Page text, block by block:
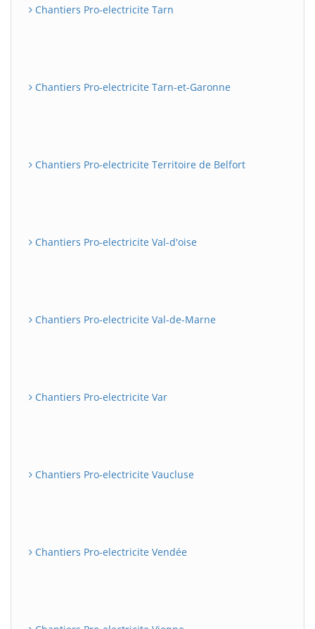
Chantiers Pro-electricite Tarn
Chantiers Pro-electricite Tarn-et-Garonne
Chantiers Pro-electricite Territoire de Belfort
Chantiers Pro-electricite Val-d'oise
Chantiers Pro-electricite Val-de-Marne
Chantiers Pro-electricite Var
Chantiers Pro-electricite Vaucluse
Chantiers Pro-electricite Vendée